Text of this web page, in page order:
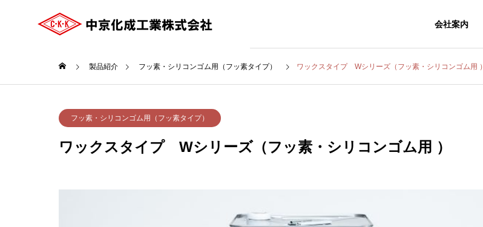
会社案内
ご挨拶
GREETING
HISTRY
製品紹介 フッ素・シリコンゴム用（フッ素タイプ） ワックスタイプ Wシリーズ（フッ素・シリコンゴム用 ）
フッ素・シリコンゴム用（フッ素タイプ）
ワックスタイプ Wシリーズ（フッ素・シリコンゴム用 ）